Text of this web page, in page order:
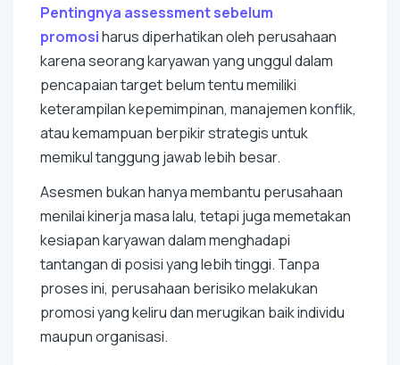
Pentingnya assessment sebelum
promosiharus diperhatikan oleh perusahaan
karena seorang karyawan yang unggul dalam
pencapaian target belum tentu memiliki
keterampilan kepemimpinan, manajemen konflik,
atau kemampuan berpikir strategis untuk
memikul tanggung jawab lebih besar.
Asesmen bukan hanya membantu perusahaan
menilai kinerja masa lalu, tetapi juga memetakan
kesiapan karyawan dalam menghadapi
tantangan di posisi yang lebih tinggi. Tanpa
proses ini, perusahaan berisiko melakukan
promosi yang keliru dan merugikan baik individu
maupun organisasi.